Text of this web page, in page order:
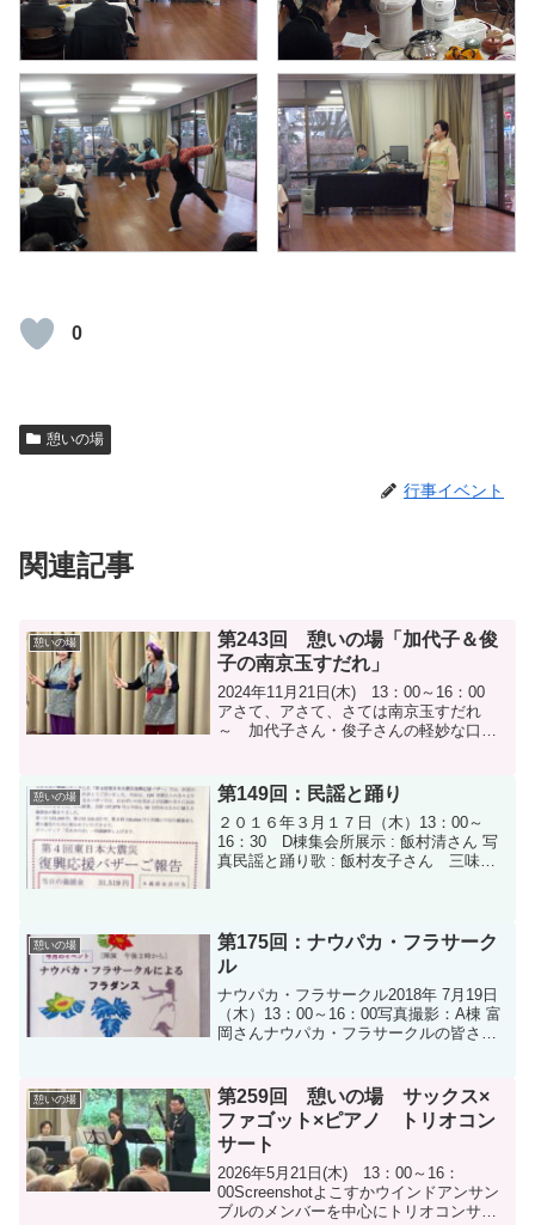
0
憩いの場
行事イベント
関連記事
憩いの場
第243回 憩いの場「加代子＆俊
子の南京玉すだれ」
2024年11月21日(木) 13：00～16：00
アさて、アさて、さては南京玉すだれ
～ 加代子さん・俊子さんの軽妙な口上
の読み聞かせ 「もちもちの木」「ふ
しぎなカ...
憩いの場 第149回：民謡と踊り
２０１６年３月１７日（木）13：00～
16：30 D棟集会所展示 : 飯村清さん 写
真民謡と踊り歌 : 飯村友子さん 三味線 :
憩いの場
第175回：ナウパカ・フラサーク
ル
ナウパカ・フラサークル2018年 7月19日
（木）13：00～16：00写真撮影：A棟 富
岡さんナウパカ・フラサークルの皆さん
憩いの場
第259回 憩いの場 サックス×
ファゴット×ピアノ トリオコン
サート
2026年5月21日(木) 13：00～16：
00Screenshotよこすかウインドアンサン
ブルのメンバーを中心にトリオコンサー